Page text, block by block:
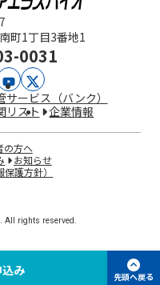
町1丁目3番地1
0031
YouTube
X
サービス（バンク）
リスト
企業情報
の方へ
お知らせ
護方針）
All rights reserved.
み 先頭へ戻る